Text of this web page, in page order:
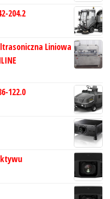
204.2
Liniowa
122.0